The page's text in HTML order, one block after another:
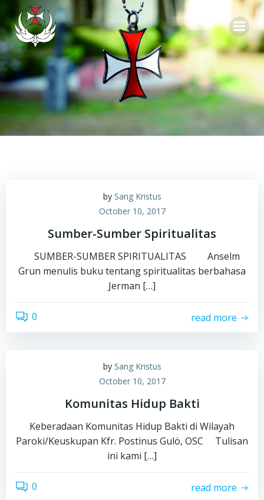
Skip
to
content
by Sang Kristus
October 10, 2017
Sumber-Sumber Spiritualitas
SUMBER-SUMBER SPIRITUALITAS Anselm
Grun menulis buku tentang spiritualitas berbahasa
Jerman […]
0 read more
by Sang Kristus
October 10, 2017
Komunitas Hidup Bakti
Keberadaan Komunitas Hidup Bakti di Wilayah
Paroki/Keuskupan Kfr. Postinus Gulö, OSC Tulisan
ini kami […]
0 read more